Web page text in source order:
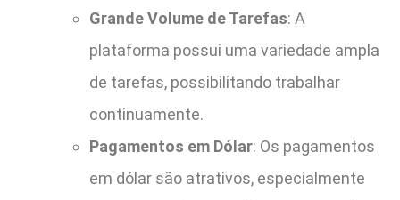
Grande Volume de Tarefas: A
plataforma possui uma variedade ampla
de tarefas, possibilitando trabalhar
continuamente.
Pagamentos em Dólar: Os pagamentos
em dólar são atrativos, especialmente